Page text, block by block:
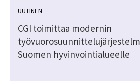
UUTINEN
CGI toimittaa modernin
Suomen hyvinvointialueelle